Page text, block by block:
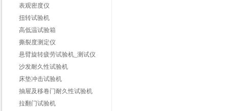
表观密度仪
扭转试验机
高低温试验箱
撕裂度测定仪
悬臂旋转疲劳试验机_测试仪
沙发耐久性试验机
床垫冲击试验机
抽屉及移卷门耐久性试验机
拉翻门试验机